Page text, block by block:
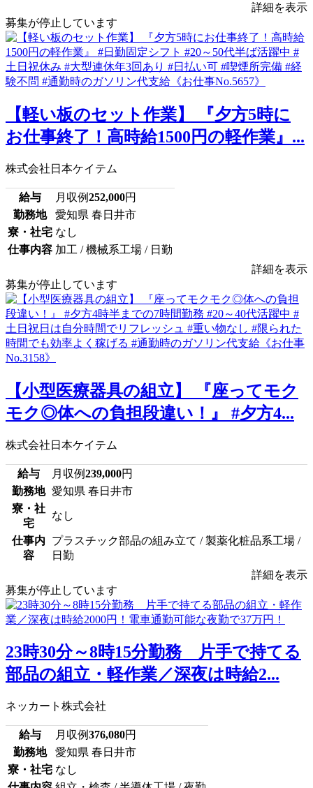
詳細を表示
募集が停止しています
【軽い板のセット作業】 『夕方5時に
お仕事終了！高時給1500円の軽作業』...
株式会社日本ケイテム
給与 月収例252,000円
勤務地
愛知県 春日井市
寮・社宅 なし
仕事内容 加工 / 機械系工場 / 日勤
詳細を表示
募集が停止しています
【小型医療器具の組立】 『座ってモク
モク◎体への負担段違い！』 #夕方4...
株式会社日本ケイテム
給与 月収例239,000円
勤務地 愛知県 春日井市
寮・社
宅
なし
仕事内
容
プラスチック部品の組み立て / 製薬化粧品系工場 /
日勤
詳細を表示
募集が停止しています
23時30分～8時15分勤務 片手で持てる
部品の組立・軽作業／深夜は時給2...
ネッカート株式会社
給与 月収例376,080円
勤務地
愛知県 春日井市
寮・社宅 なし